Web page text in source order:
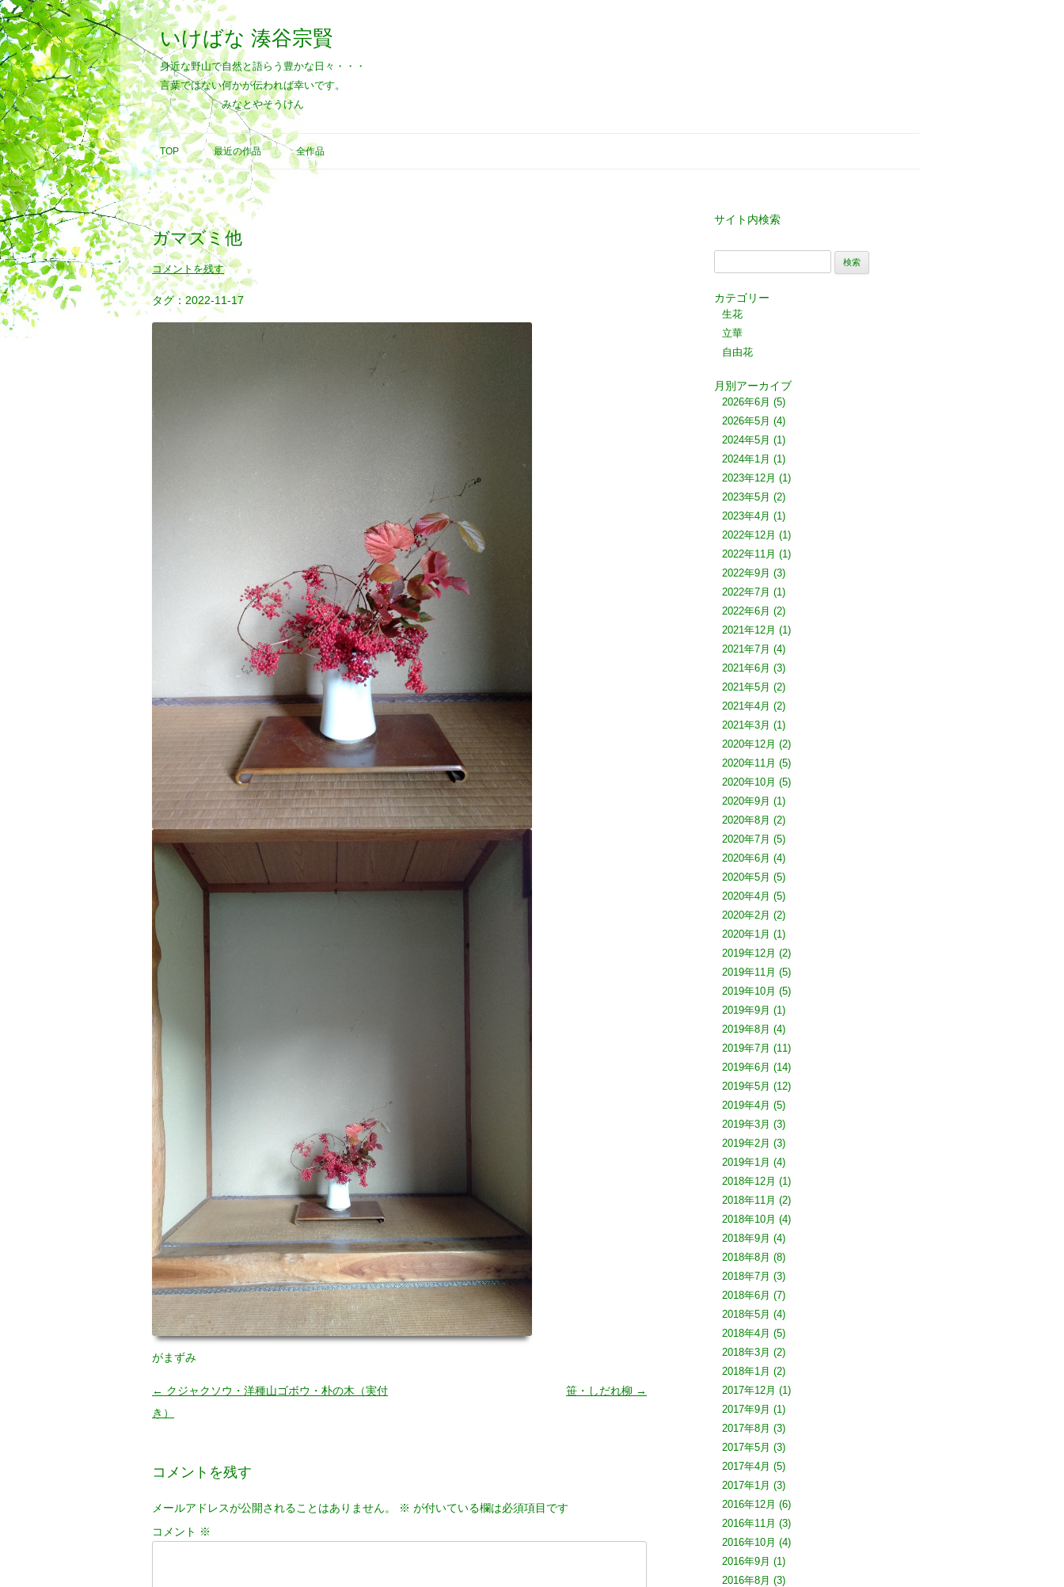
いけばな 湊谷宗賢
身近な野山で自然と語らう豊かな日々・・・
言葉ではない何かが伝われば幸いです。
みなとやそうけん
TOP 最近の作品 全作品
ガマズミ他
コメントを残す
2022-11-17
がまずみ
投
稿
ビ
ゲ
ー
← クジャクソウ・洋種山ゴボウ・朴の木（実付
き）
笹・しだれ柳 →
コメントを残す
メールアドレスが公開されることはありません。 ※ が付いている欄は必須項目です
コメント ※
サイト内検索
カテゴリー
生花
立華
自由花
月別アーカイブ
2026年6月 (5)
2026年5月 (4)
2024年5月 (1)
2024年1月 (1)
2023年12月 (1)
2023年5月 (2)
2023年4月 (1)
2022年12月 (1)
2022年11月 (1)
2022年9月 (3)
2022年7月 (1)
2022年6月 (2)
2021年12月 (1)
2021年7月 (4)
2021年6月 (3)
2021年5月 (2)
2021年4月 (2)
2021年3月 (1)
2020年12月 (2)
2020年11月 (5)
2020年10月 (5)
2020年9月 (1)
2020年8月 (2)
2020年7月 (5)
2020年6月 (4)
2020年5月 (5)
2020年4月 (5)
2020年2月 (2)
2020年1月 (1)
2019年12月 (2)
2019年11月 (5)
2019年10月 (5)
2019年9月 (1)
2019年8月 (4)
2019年7月 (11)
2019年6月 (14)
2019年5月 (12)
2019年4月 (5)
2019年3月 (3)
2019年2月 (3)
2019年1月 (4)
2018年12月 (1)
2018年11月 (2)
2018年10月 (4)
2018年9月 (4)
2018年8月 (8)
2018年7月 (3)
2018年6月 (7)
2018年5月 (4)
2018年4月 (5)
2018年3月 (2)
2018年1月 (2)
2017年12月 (1)
2017年9月 (1)
2017年8月 (3)
2017年5月 (3)
2017年4月 (5)
2017年1月 (3)
2016年12月 (6)
2016年11月 (3)
2016年10月 (4)
2016年9月 (1)
2016年8月 (3)